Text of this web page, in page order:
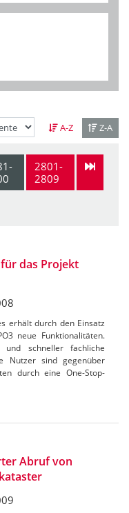
A-Z Z-A
2801-
2809
das Projekt
erhält durch den Einsatz
neue Funktionalitäten.
und schneller fachliche
Nutzer sind gegenüber
durch eine One-Stop-
Abruf von